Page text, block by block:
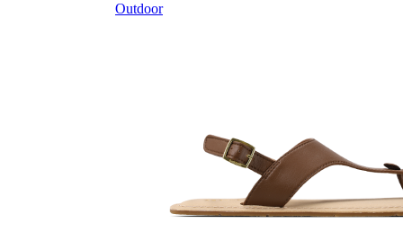
Outdoor